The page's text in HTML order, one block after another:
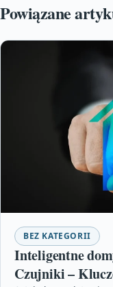
Powiązane
BEZ KATEGORII
Inteligentne
Czujniki –